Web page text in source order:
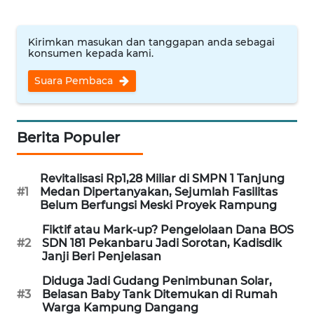
Kirimkan masukan dan tanggapan anda sebagai
konsumen kepada kami.
Suara Pembaca
Berita Populer
#1
Revitalisasi Rp1,28 Miliar di SMPN 1 Tanjung
Medan Dipertanyakan, Sejumlah Fasilitas
Belum Berfungsi Meski Proyek Rampung
#2
Fiktif atau Mark-up? Pengelolaan Dana BOS
SDN 181 Pekanbaru Jadi Sorotan, Kadisdik
Janji Beri Penjelasan
#3
Diduga Jadi Gudang Penimbunan Solar,
Belasan Baby Tank Ditemukan di Rumah
Warga Kampung Dangang
WN
KEPRI
WN
PAPUA
WN
PAPUA
BARAT
WN
RIAU
WN
SERAMBI
WN
JAMBI